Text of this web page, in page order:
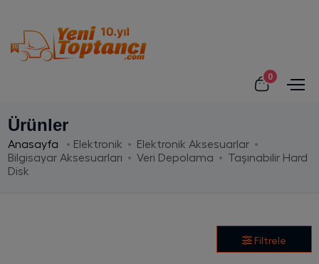
0
Ürünler
Anasayfa Elektronik
Elektronik Aksesuarlar
Bilgisayar Aksesuarları
Veri Depolama
Taşınabilir Hard
Disk
Filtrele